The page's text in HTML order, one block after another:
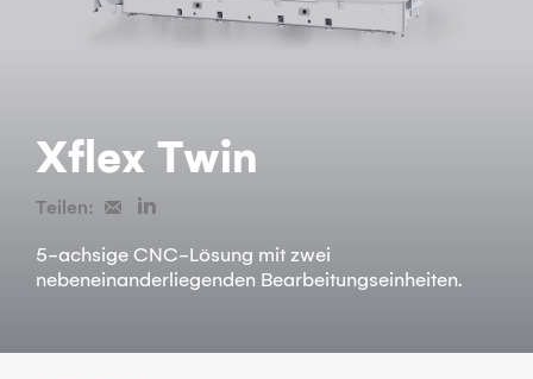
Xflex Twin
Teilen:
5-achsige CNC-Lösung mit zwei
nebeneinanderliegenden Bearbeitungseinheiten.